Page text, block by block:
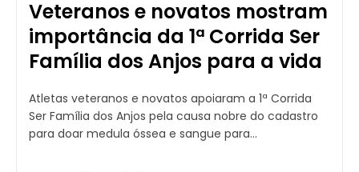
Veteranos e novatos mostram
importância da 1ª Corrida Ser
Família dos Anjos para a vida
Atletas veteranos e novatos apoiaram a 1ª Corrida
Ser Família dos Anjos pela causa nobre do cadastro
para doar medula óssea e sangue para...